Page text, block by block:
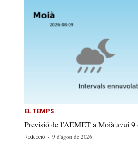
EL TEMPS
Previsió de l’AEMET a Moià avui 9
Redacció - 9 d'agost de 2026